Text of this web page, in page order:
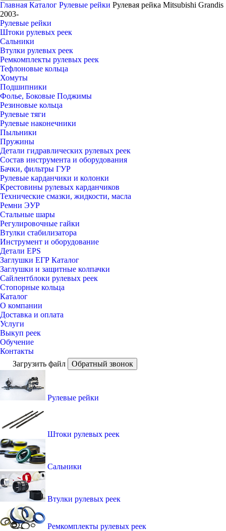
Главная Каталог Рулевые рейки Рулевая рейка Mitsubishi Grandis
2003-
Рулевые рейки
Штоки рулевых реек
Сальники
Втулки рулевых реек
Ремкомплекты рулевых реек
Тефлоновые кольца
Хомуты
Подшипники
Фолье, Боковые Поджимы
Резиновые кольца
Рулевые тяги
Рулевые наконечники
Пыльники
Пружины
Детали гидравлических рулевых реек
Состав инструмента и оборудования
Бачки, фильтры ГУР
Рулевые карданчики и колонки
Крестовины рулевых карданчиков
Технические смазки, жидкости, масла
Ремни ЭУР
Стальные шары
Регулировочные гайки
Втулки стабилизатора
Инструмент и оборудование
Детали EPS
Заглушки ЕГР Каталог
Заглушки и защитные колпачки
Сайлентблоки рулевых реек
Стопорные кольца
Каталог
О компании
Доставка и оплата
Услуги
Выкуп реек
Обучение
Контакты
Загрузить файл
Обратный звонок
Рулевые рейки
Штоки рулевых реек
Сальники
Втулки рулевых реек
Ремкомплекты рулевых реек